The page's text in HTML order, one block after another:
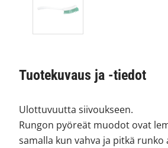
Tuotekuvaus ja -tiedot
Ulottuvuutta siivoukseen.
Rungon pyöreät muodot ovat
samalla kun vahva ja pitkä runko